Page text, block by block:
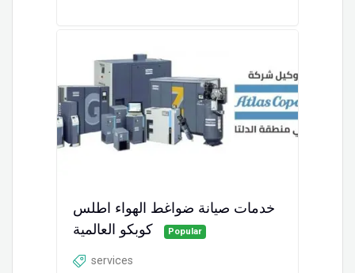
خدمات صيانة ضواغط الهواء اطلس
كوبكو العالمية
Popular
services